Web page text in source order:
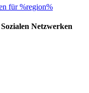
Netzwerken